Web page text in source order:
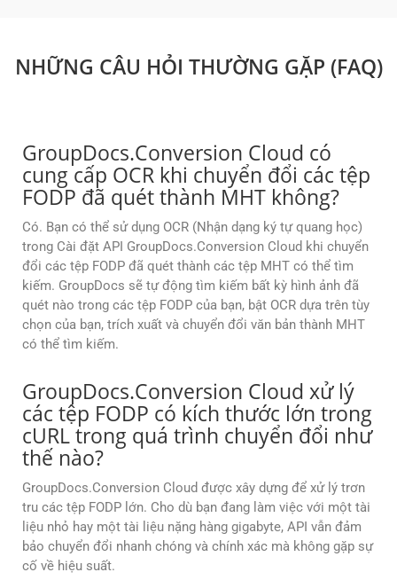
NHỮNG CÂU HỎI THƯỜNG GẶP (FAQ)
GroupDocs.Conversion Cloud có
cung cấp OCR khi chuyển đổi các tệp
FODP đã quét thành MHT không?
Có. Bạn có thể sử dụng OCR (Nhận dạng ký tự quang học)
trong Cài đặt API GroupDocs.Conversion Cloud khi chuyển
đổi các tệp FODP đã quét thành các tệp MHT có thể tìm
kiếm. GroupDocs sẽ tự động tìm kiếm bất kỳ hình ảnh đã
quét nào trong các tệp FODP của bạn, bật OCR dựa trên tùy
chọn của bạn, trích xuất và chuyển đổi văn bản thành MHT
có thể tìm kiếm.
GroupDocs.Conversion Cloud xử lý
các tệp FODP có kích thước lớn trong
cURL trong quá trình chuyển đổi như
thế nào?
GroupDocs.Conversion Cloud được xây dựng để xử lý trơn
tru các tệp FODP lớn. Cho dù bạn đang làm việc với một tài
liệu nhỏ hay một tài liệu nặng hàng gigabyte, API vẫn đảm
bảo chuyển đổi nhanh chóng và chính xác mà không gặp sự
cố về hiệu suất.